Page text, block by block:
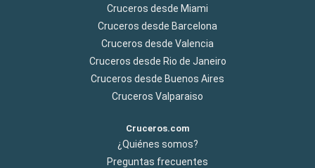
Cruceros desde Miami
Cruceros desde Barcelona
Cruceros desde Valencia
Cruceros desde Rio de Janeiro
Cruceros desde Buenos Aires
Cruceros Valparaiso
Cruceros.com
¿Quiénes somos?
Preguntas frecuentes